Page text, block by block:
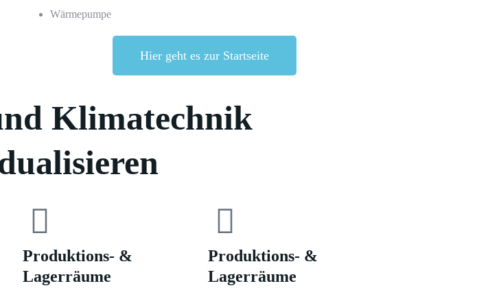
Wärmepumpe
Hier geht es zur Startseite
Klimatechnik
Produktions- &
Lagerräume
Produktions- &
Lagerräume